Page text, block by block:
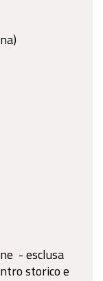
- esclusa
storico e